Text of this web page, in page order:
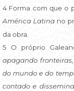
4 Forma com que o
América Latinano
da obra.
5 O próprio
apagando
do mundo e do
contado e